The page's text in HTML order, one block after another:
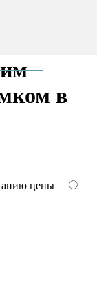
в
цены